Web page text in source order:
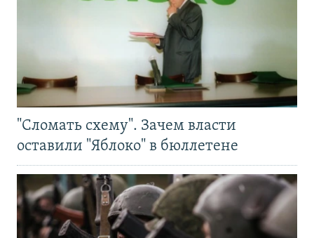
"Сломать схему". Зачем власти
оставили "Яблоко" в бюллетене